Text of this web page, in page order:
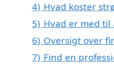
4) Hvad koster
5) Hvad er med
6) Oversigt over
7) Find en